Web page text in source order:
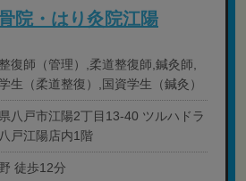
院・はり灸院江陽
復師（管理）,柔道整復師,鍼灸師,
生（柔道整復）,国資学生（鍼灸）
八戸市江陽2丁目13-40 ツルハドラ
戸江陽店内1階
徒歩12分